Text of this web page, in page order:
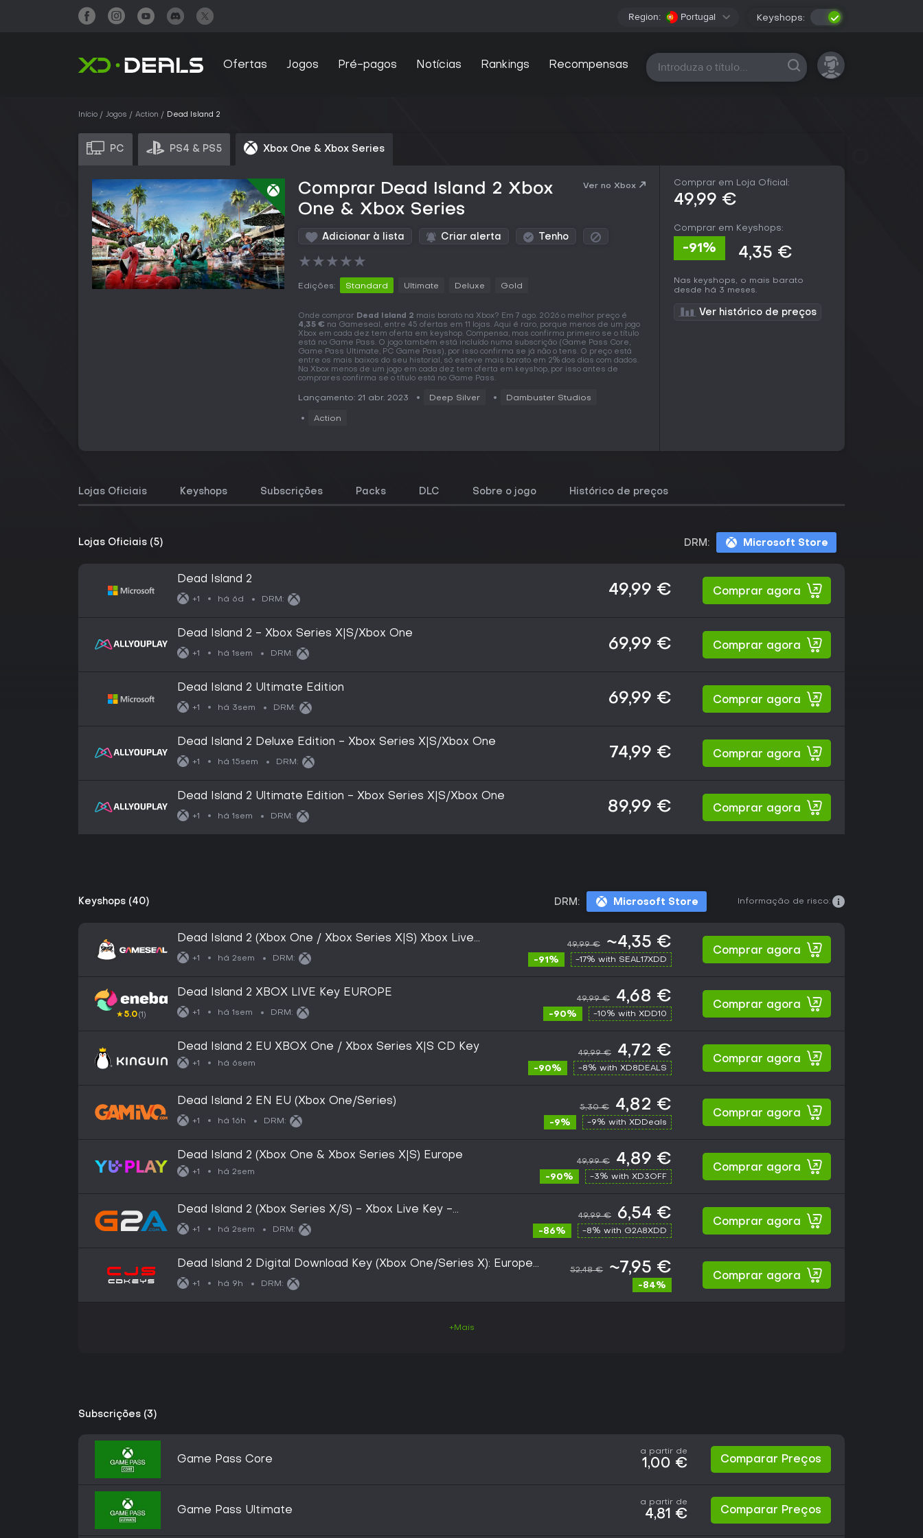
Region: Portugal Keyshops:
Ofertas Jogos Pré-pagos Notícias Rankings Recompensas Todas as plataformas
Início Jogos Action Dead Island 2
PC PS4 & PS5 Xbox One & Xbox Series
Comprar Dead Island 2 Xbox
One & Xbox Series
Ver no Xbox
Adicionar à lista Criar alerta Tenho
★★★★★
Edições: Standard Ultimate Deluxe Gold
Onde comprar Dead Island 2 mais barato na Xbox? Em 7 ago. 2026 o melhor preço é
4,35 € na Gameseal, entre 45 ofertas em 11 lojas. Aqui é raro, porque menos de um jogo
Xbox em cada dez tem oferta em keyshop. Compensa, mas confirma primeiro se o título
está no Game Pass. O jogo também está incluído numa subscrição (Game Pass Core,
Game Pass Ultimate, PC Game Pass), por isso confirma se já não o tens. O preço está
entre os mais baixos do seu historial, só esteve mais barato em 2% dos dias com dados.
Na Xbox menos de um jogo em cada dez tem oferta em keyshop, por isso antes de
comprares confirma se o título está no Game Pass.
Lançamento: 21 abr. 2023 Deep Silver Dambuster Studios
Action
Comprar em Loja Oficial:
49,99 €
Comprar em Keyshops:
-91% 4,35 €
Nas keyshops, o mais barato
desde há 3 meses.
Ver histórico de preços
Lojas Oficiais Keyshops Subscrições Packs DLC Sobre o jogo Histórico de preços
Lojas Oficiais (5) DRM: Microsoft Store
Dead Island 2
+1 há 6d DRM:
49,99 € Comprar agora
Dead Island 2 - Xbox Series X|S/Xbox One
+1 há 1sem DRM:
69,99 € Comprar agora
Dead Island 2 Ultimate Edition
+1 há 3sem DRM:
69,99 € Comprar agora
Dead Island 2 Deluxe Edition - Xbox Series X|S/Xbox One
+1 há 15sem DRM:
74,99 € Comprar agora
Dead Island 2 Ultimate Edition - Xbox Series X|S/Xbox One
+1 há 1sem DRM:
89,99 € Comprar agora
Keyshops (40) DRM: Microsoft Store Informação de risco:
Dead Island 2 (Xbox One / Xbox Series X|S) Xbox Live
Key - EU
+1 há 2sem DRM:
49,99 € ~4,35 €
-91% -17% with SEAL17XDD
Comprar agora
★5.0(1)
Dead Island 2 XBOX LIVE Key EUROPE
+1 há 1sem DRM:
49,99 € 4,68 €
-90% -10% with XDD10
Comprar agora
Dead Island 2 EU XBOX One / Xbox Series X|S CD Key
+1 há 6sem
49,99 € 4,72 €
-90% -8% with XD8DEALS
Comprar agora
Dead Island 2 EN EU (Xbox One/Series)
+1 há 16h DRM:
5,30 € 4,82 €
-9% -9% with XDDeals
Comprar agora
Dead Island 2 (Xbox One & Xbox Series X|S) Europe
+1 há 2sem
49,99 € 4,89 €
-90% -3% with XD3OFF
Comprar agora
Dead Island 2 (Xbox Series X/S) - Xbox Live Key -
EUROPE
+1 há 2sem DRM:
49,99 € 6,54 €
-86% -8% with G2A8XDD
Comprar agora
Dead Island 2 Digital Download Key (Xbox One/Series X): Europe
(Europe)
+1 há 9h DRM:
52,48 € ~7,95 €
-84%
Comprar agora
+Mais
Subscrições (3)
Game Pass Core
a partir de
1,00 € Comparar Preços
Game Pass Ultimate
a partir de
4,81 € Comparar Preços